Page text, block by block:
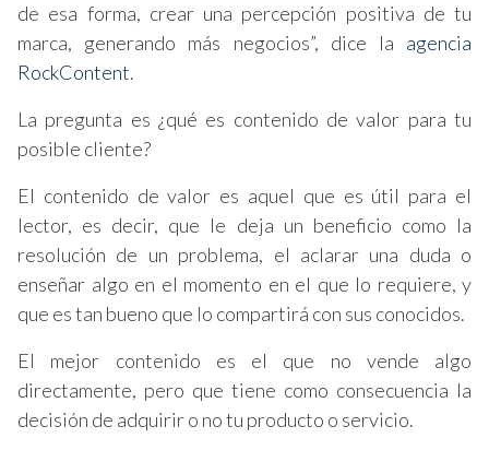
de esa forma, crear una percepción positiva de tu
marca, generando más negocios”, dice la agencia
RockContent.
La pregunta es ¿qué es contenido de valor para tu
posible cliente?
El contenido de valor es aquel que es útil para el
lector, es decir, que le deja un beneficio como la
resolución de un problema, el aclarar una duda o
enseñar algo en el momento en el que lo requiere, y
que es tan bueno que lo compartirá con sus conocidos.
El mejor contenido es el que no vende algo
directamente, pero que tiene como consecuencia la
decisión de adquirir o no tu producto o servicio.